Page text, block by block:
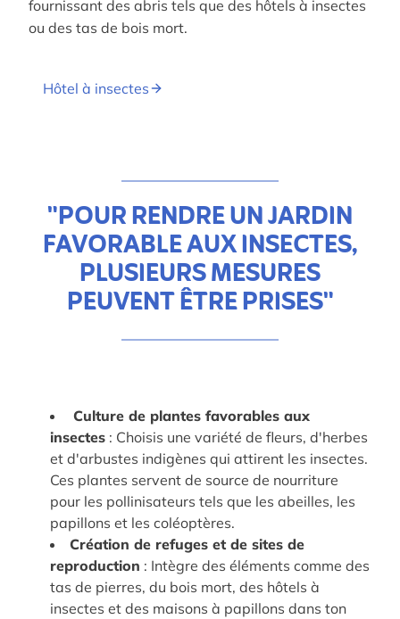
fournissant des abris tels que des hôtels à insectes
ou des tas de bois mort.
Hôtel à insectes
"POUR RENDRE UN JARDIN
FAVORABLE AUX INSECTES,
PLUSIEURS MESURES
PEUVENT ÊTRE PRISES"
Culture de plantes favorables aux
insectes : Choisis une variété de fleurs, d'herbes
et d'arbustes indigènes qui attirent les insectes.
Ces plantes servent de source de nourriture
pour les pollinisateurs tels que les abeilles, les
papillons et les coléoptères.
Création de refuges et de sites de
reproduction : Intègre des éléments comme des
tas de pierres, du bois mort, des hôtels à
insectes et des maisons à papillons dans ton